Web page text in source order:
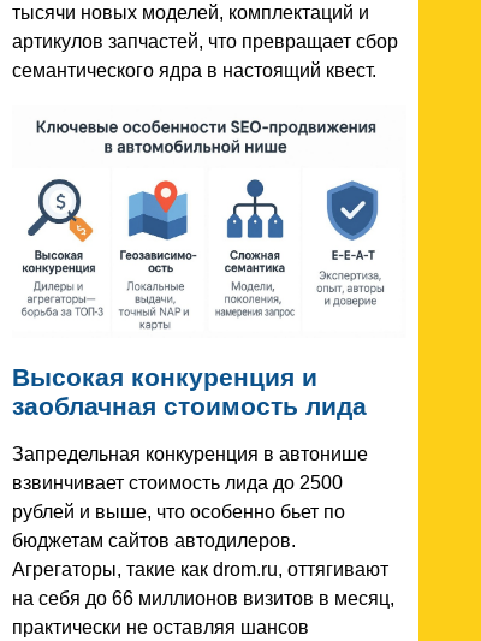
тысячи новых моделей, комплектаций и
артикулов запчастей, что превращает сбор
семантического ядра в настоящий квест.
Высокая конкуренция и
заоблачная стоимость лида
Запредельная конкуренция в автонише
взвинчивает стоимость лида до 2500
рублей и выше, что особенно бьет по
бюджетам сайтов автодилеров.
Агрегаторы, такие как drom.ru, оттягивают
на себя до 66 миллионов визитов в месяц,
практически не оставляя шансов